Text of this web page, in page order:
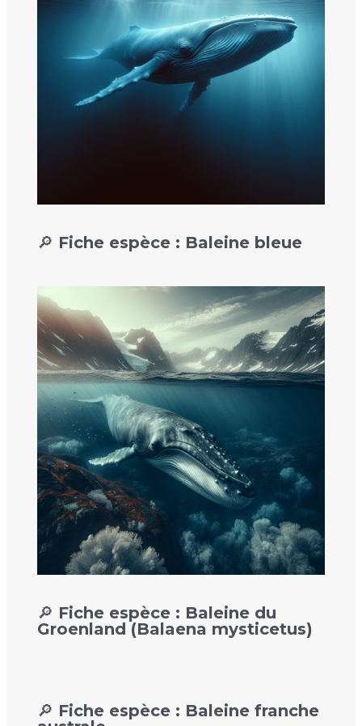
🔎 Fiche espèce : Baleine bleue
🔎 Fiche espèce : Baleine du
Groenland (Balaena mysticetus)
🔎 Fiche espèce : Baleine franche